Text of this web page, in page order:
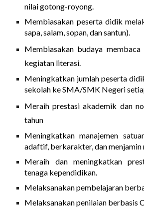
nilai gotong-royong.
Membiasakan peserta didik
sapa, salam, sopan, dan santun).
Membiasakan budaya membaca
kegiatan literasi.
Meningkatkan jumlah peserta
sekolah ke SMA/SMK Negeri
Meraih prestasi akademik dan
tahun
Meningkatkan manajemen
adaftif, berkarakter, dan menjamin
Meraih dan meningkatkan
tenaga kependidikan.
Melaksanakan pembelajaran
Melaksanakan penilaian berbasis